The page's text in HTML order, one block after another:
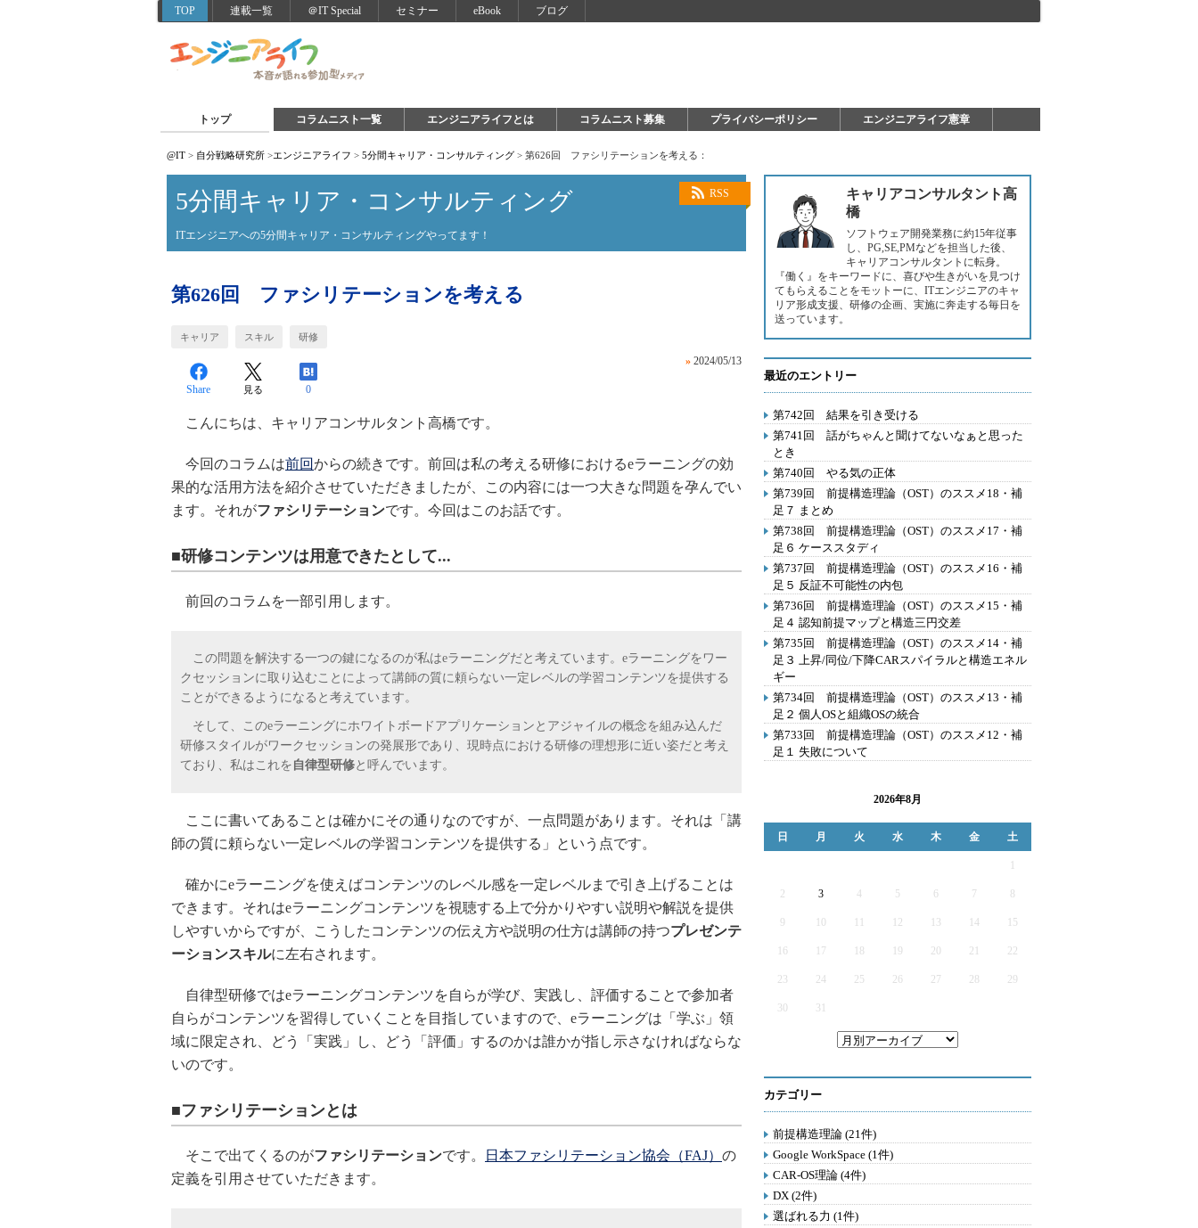
TOP 連載一覧 ＠IT Special セミナー eBook ブログ
トップ コラムニスト一覧 エンジニアライフとは コラムニスト募集 プライバシーポリシー エンジニアライフ憲章
@IT > 自分戦略研究所 >エンジニアライフ > 5分間キャリア・コンサルティング > 第626回 ファシリテーションを考える：
RSS
5分間キャリア・コンサルティング
ITエンジニアへの5分間キャリア・コンサルティングやってます！
第626回 ファシリテーションを考える
キャリア スキル 研修
» 2024/05/13
Share 見る 0
こんにちは、キャリアコンサルタント高橋です。
今回のコラムは前回からの続きです。前回は私の考える研修におけるeラーニングの効
果的な活用方法を紹介させていただきましたが、この内容には一つ大きな問題を孕んでい
ます。それがファシリテーションです。今回はこのお話です。
■研修コンテンツは用意できたとして...
前回のコラムを一部引用します。
この問題を解決する一つの鍵になるのが私はeラーニングだと考えています。eラーニングをワー
クセッションに取り込むことによって講師の質に頼らない一定レベルの学習コンテンツを提供する
ことができるようになると考えています。
そして、このeラーニングにホワイトボードアプリケーションとアジャイルの概念を組み込んだ
研修スタイルがワークセッションの発展形であり、現時点における研修の理想形に近い姿だと考え
ており、私はこれを 自律型研修と呼んでいます。
ここに書いてあることは確かにその通りなのですが、一点問題があります。それは「講
師の質に頼らない一定レベルの学習コンテンツを提供する」という点です。
確かにeラーニングを使えばコンテンツのレベル感を一定レベルまで引き上げることは
できます。それはeラーニングコンテンツを視聴する上で分かりやすい説明や解説を提供
しやすいからですが、こうしたコンテンツの伝え方や説明の仕方は講師の持つプレゼンテ
ーションスキルに左右されます。
自律型研修ではeラーニングコンテンツを自らが学び、実践し、評価することで参加者
自らがコンテンツを習得していくことを目指していますので、eラーニングは「学ぶ」領
域に限定され、どう「実践」し、どう「評価」するのかは誰かが指し示さなければならな
いのです。
■ファシリテーションとは
そこで出てくるのがファシリテーションです。 日本ファシリテーション協会（FAJ） の
定義を引用させていただきます。
キャリアコンサルタント高
橋
ソフトウェア開発業務に約15年従事
し、PG,SE,PMなどを担当した後、
キャリアコンサルタントに転身。
『働く』をキーワードに、喜びや生きがいを見つけ
てもらえることをモットーに、ITエンジニアのキャ
リア形成支援、研修の企画、実施に奔走する毎日を
送っています。
最近のエントリー
第742回 結果を引き受ける
第741回 話がちゃんと聞けてないなぁと思った
とき
第740回 やる気の正体
第739回 前提構造理論（OST）のススメ18・補
足７ まとめ
第738回 前提構造理論（OST）のススメ17・補
足６ ケーススタディ
第737回 前提構造理論（OST）のススメ16・補
足５ 反証不可能性の内包
第736回 前提構造理論（OST）のススメ15・補
足４ 認知前提マップと構造三円交差
第735回 前提構造理論（OST）のススメ14・補
足３ 上昇/同位/下降CARスパイラルと構造エネル
ギー
第734回 前提構造理論（OST）のススメ13・補
足２ 個人OSと組織OSの統合
第733回 前提構造理論（OST）のススメ12・補
足１ 失敗について
2026年8月
日 月 火 水 木 金 土
2 3 4 5 6 7
9 12 13 14 15
16 17 19 20 21 22
23 24 25 26 27 28 29
30 31
カテゴリー
前提構造理論 (21件)
Google WorkSpace (1件)
CAR-OS理論 (4件)
DX (2件)
選ばれる力 (1件)